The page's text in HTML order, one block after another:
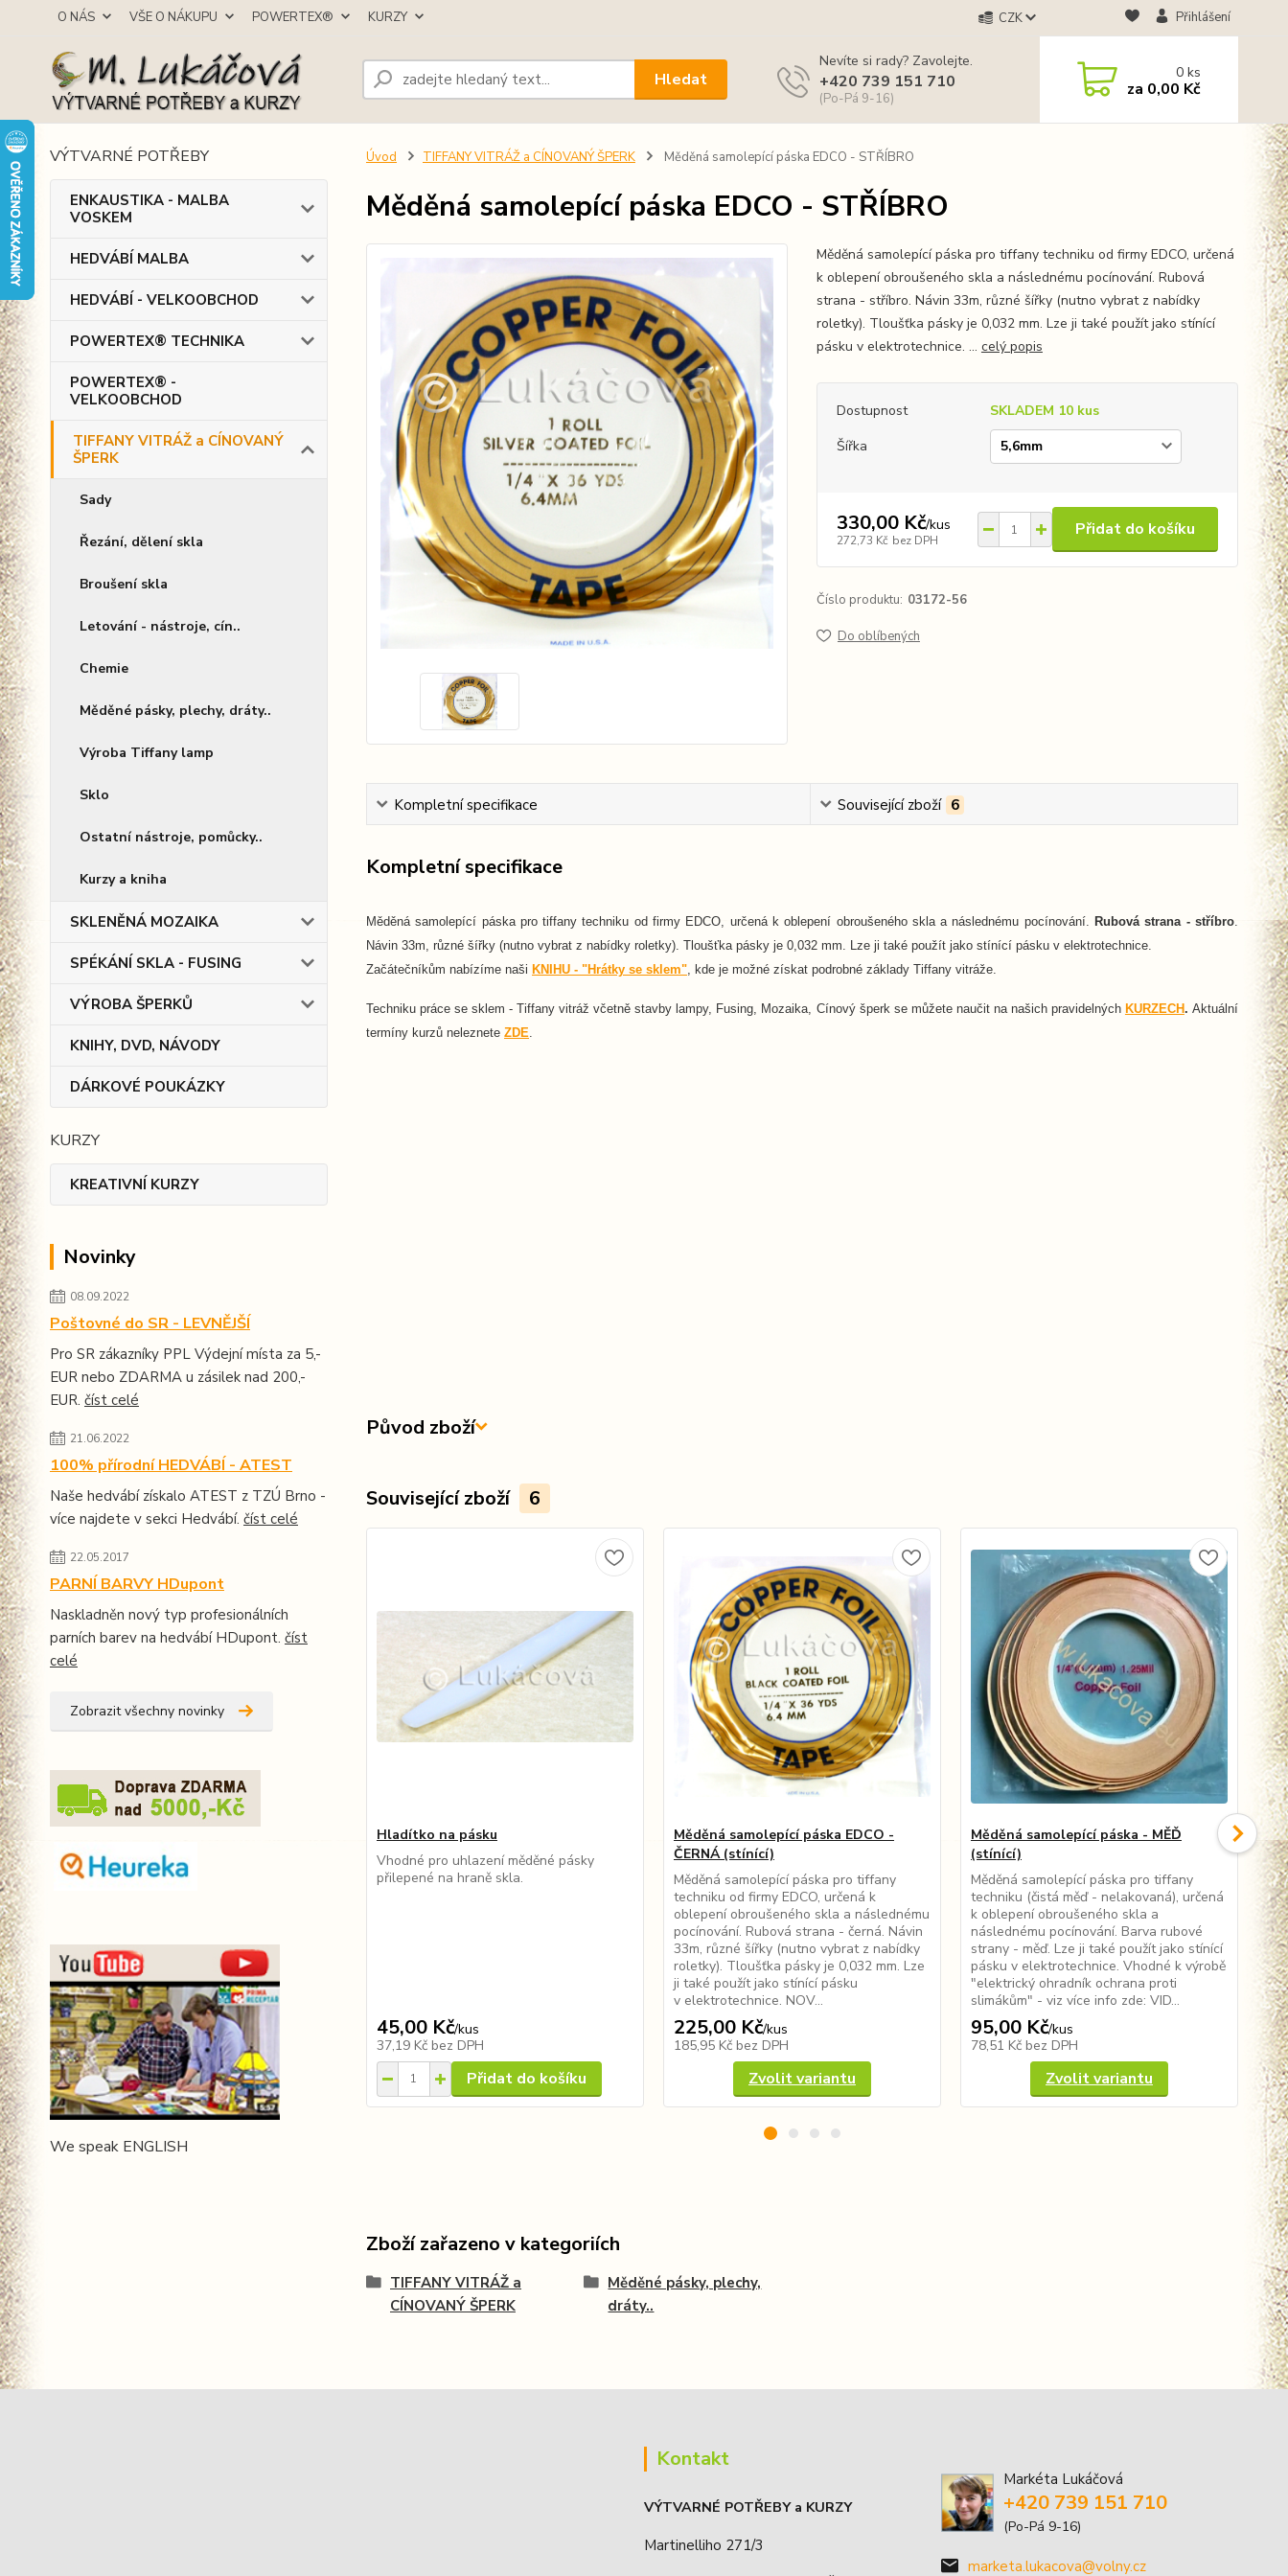
O NÁS VŠE O NÁKUPU POWERTEX® KURZY CZK Přihlášení
Hledat
Nevíte si rady? Zavolejte.
+420 739 151 710
(Po-Pá 9-16)
0ks
za 0,00 Kč
VÝTVARNÉ POTŘEBY
ENKAUSTIKA - MALBA
VOSKEM
HEDVÁBÍ MALBA
HEDVÁBÍ - VELKOOBCHOD
POWERTEX® TECHNIKA
POWERTEX® -
VELKOOBCHOD
TIFFANY VITRÁŽ a CÍNOVANÝ
ŠPERK
Sady
Řezání, dělení skla
Broušení skla
Letování - nástroje, cín..
Chemie
Měděné pásky, plechy, dráty..
Výroba Tiffany lamp
Sklo
Ostatní nástroje, pomůcky..
Kurzy a kniha
SKLENĚNÁ MOZAIKA
SPÉKÁNÍ SKLA - FUSING
VÝROBA ŠPERKŮ
KNIHY, DVD, NÁVODY
DÁRKOVÉ POUKÁZKY
KURZY
KREATIVNÍ KURZY
Novinky
08.09.2022
Poštovné do SR - LEVNĚJŠÍ
Pro SR zákazníky PPL Výdejní místa za 5,-
EUR nebo ZDARMA u zásilek nad 200,-
EUR. číst celé
21.06.2022
100% přírodní HEDVÁBÍ - ATEST
Naše hedvábí získalo ATEST z TZÚ Brno -
více najdete v sekci Hedvábí. číst celé
22.05.2017
PARNÍ BARVY HDupont
Naskladněn nový typ profesionálních
parních barev na hedvábí HDupont. číst
celé
Zobrazit všechny novinky
We speak ENGLISH
Úvod TIFFANY VITRÁŽ a CÍNOVANÝ ŠPERK Měděná samolepící páska EDCO - STŘÍBRO
Měděná samolepící páska EDCO - STŘÍBRO
Měděná samolepící páska pro tiffany techniku od firmy EDCO, určená
k oblepení obroušeného skla a následnému pocínování. Rubová
strana - stříbro. Návin 33m, různé šířky (nutno vybrat z nabídky
roletky). Tloušťka pásky je 0,032 mm. Lze ji také použít jako stínící
pásku v elektrotechnice. ... celý popis
Dostupnost
SKLADEM 10 kus
Šířka
330,00 Kč/kus
272,73 Kč bez DPH
Přidat do košíku
Číslo produktu: 03172-56
Do oblíbených
Kompletní specifikace Související zboží 6
Kompletní specifikace
Měděná samolepící páska pro tiffany techniku od firmy EDCO, určená k oblepení obroušeného skla a následnému pocínování.Rubová strana - stříbro.
Návin 33m, různé šířky (nutno vybrat z nabídky roletky). Tloušťka pásky je 0,032 mm. Lze ji také použít jako stínící pásku v elektrotechnice.
Začátečníkům nabízíme naši KNIHU - "Hrátky se sklem", kde je možné získat podrobné základy Tiffany vitráže.
Techniku práce se sklem - Tiffany vitráž včetně stavby lampy, Fusing, Mozaika, Cínový šperk se můžete naučit na našich pravidelných KURZECH. Aktuální
termíny kurzů neleznete ZDE
Původ zboží
Související zboží 6
Hladítko na pásku
Vhodné pro uhlazení měděné pásky
přilepené na hraně skla.
45,00 Kč/kus
37,19 Kč bez DPH
Přidat do košíku
Měděná samolepící páska EDCO -
ČERNÁ (stínící)
Měděná samolepící páska pro tiffany
techniku od firmy EDCO, určená k
oblepení obroušeného skla a následnému
pocínování. Rubová strana - černá. Návin
33m, různé šířky (nutno vybrat z nabídky
roletky). Tloušťka pásky je 0,032 mm. Lze
ji také použít jako stínící pásku
v elektrotechnice. NOV...
225,00 Kč/kus
185,95 Kč bez DPH
Zvolit variantu
Měděná samolepící páska - MĚĎ
(stínící)
Měděná samolepící páska pro tiffany
techniku (čistá měď - nelakovaná), určená
k oblepení obroušeného skla a
následnému pocínování. Barva rubové
strany - měď. Lze ji také použít jako stínící
pásku v elektrotechnice. Vhodné k výrobě
"elektrický ohradník ochrana proti
slimákům" - viz více info zde: VID...
95,00 Kč/kus
78,51 Kč bez DPH
Zvolit variantu
k
je
Zboží zařazeno v kategoriích
TIFFANY VITRÁŽ a
CÍNOVANÝ ŠPERK
Měděné pásky, plechy,
dráty..
Kontakt
VÝTVARNÉ POTŘEBY a KURZY
Martinelliho 271/3
Markéta Lukáčová
+420 739 151 710
(Po-Pá 9-16)
marketa.lukacova@volny.cz